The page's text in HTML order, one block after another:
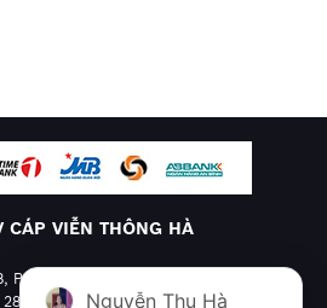
CÁP VIỄN THÔNG HÀ
Hoàng Mai, Hà Nội
- 0904.608.606Nguyễn Thu Hà